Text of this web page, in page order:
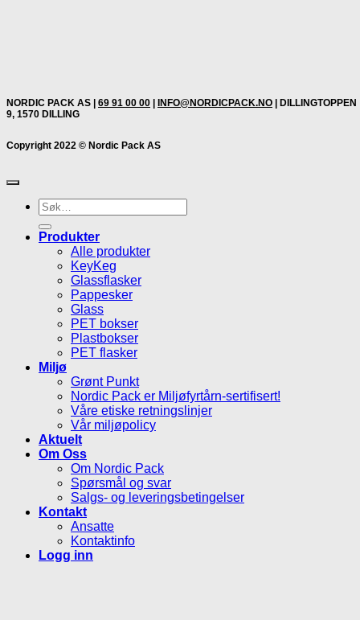
NORDIC PACK AS | 69 91 00 00 INFO@NORDICPACK.NO | DILLINGTOPPEN
9, 1570 DILLING
Copyright 2022 © Nordic Pack AS
Søk
etter:
Produkter
Alle produkter
KeyKeg
Glassflasker
Pappesker
Glass
PET bokser
Plastbokser
PET flasker
Miljø
Grønt Punkt
Nordic Pack er Miljøfyrtårn-sertifisert!
Våre etiske retningslinjer
Vår miljøpolicy
Aktuelt
Om Oss
Om Nordic Pack
Spørsmål og svar
Salgs- og leveringsbetingelser
Kontakt
Ansatte
Kontaktinfo
Logg inn